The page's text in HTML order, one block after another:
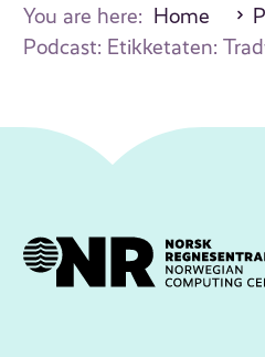
You are here: Home
Podcast: Etikketaten: